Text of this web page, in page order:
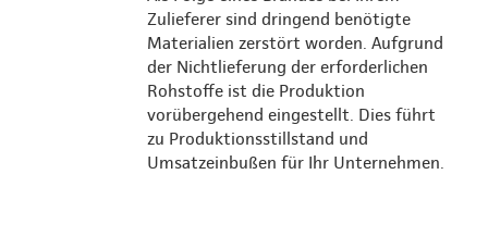
Zulieferer sind dringend benötigte
Materialien zerstört worden. Aufgrund
der Nichtlieferung der erforderlichen
Rohstoffe ist die Produktion
vorübergehend eingestellt. Dies führt
zu Produktionsstillstand und
Umsatzeinbußen für Ihr Unternehmen.